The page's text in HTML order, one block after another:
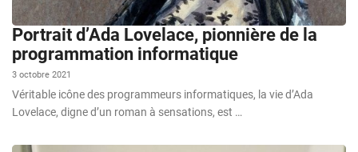
Portrait d’Ada Lovelace, pionnière de la
programmation informatique
3 octobre 2021
Véritable icône des programmeurs informatiques, la vie d’Ada
Lovelace, digne d’un roman à sensations, est …